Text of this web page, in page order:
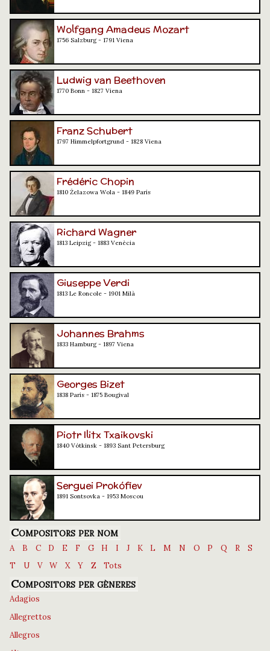
Wolfgang Amadeus Mozart
1756 Salzburg - 1791 Viena
Ludwig van Beethoven
1770 Bonn - 1827 Viena
Franz Schubert
1797 Himmelpfortgrund - 1828 Viena
Frédéric Chopin
1810 Żelazowa Wola - 1849 París
Richard Wagner
1813 Leipzig - 1883 Venècia
Giuseppe Verdi
1813 Le Roncole - 1901 Milà
Johannes Brahms
1833 Hamburg - 1897 Viena
Georges Bizet
1838 París - 1875 Bougival
Piotr Ilitx Txaikovski
1840 Vótkinsk - 1893 Sant Petersburg
Serguei Prokófiev
1891 Sontsovka - 1953 Moscou
Compositors per nom
A B C D E F G H I J K L M N O P Q R
S
T
U V W X Y Z Tots
Compositors per gèneres
Adagios
Allegrettos
Allegros